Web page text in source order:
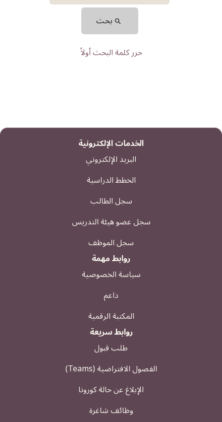
بحث
حرر كلمة البحث أولاً
الخدمات الإلكترونية
البريد الإلكتروني
الخطط الدراسية
سجل الطالب
سجل عضو هيئة التدريس
سجل الموظف
روابط مهمة
سياسة الخصوصية
داعم
المكتبة الرقمية
روابط سريعة
طلب قبول
الفصول الافتراضية (Teams)
الإبلاغ عن حالة كورونا
وظائف شاغرة